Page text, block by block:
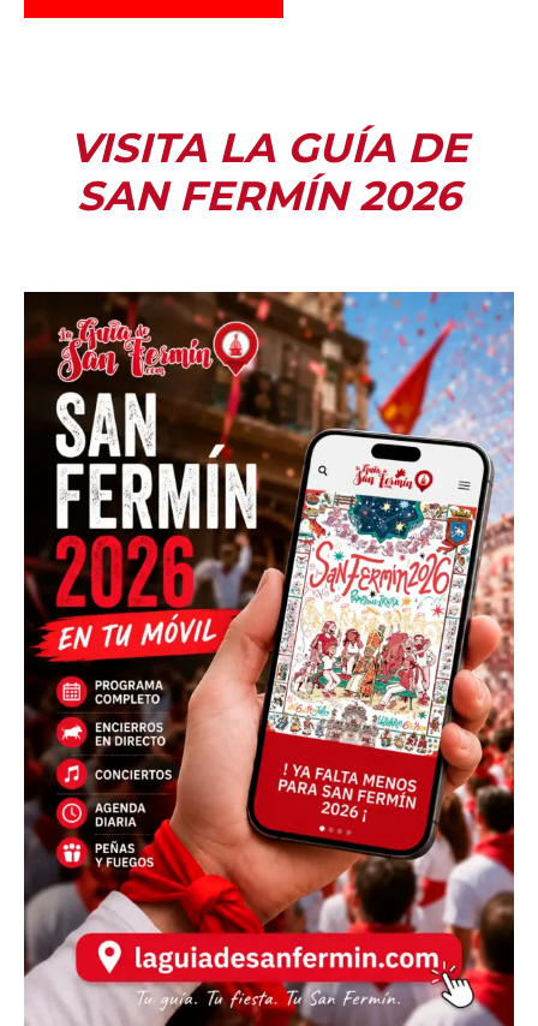
VISITA LA GUÍA DE
SAN FERMÍN 2026